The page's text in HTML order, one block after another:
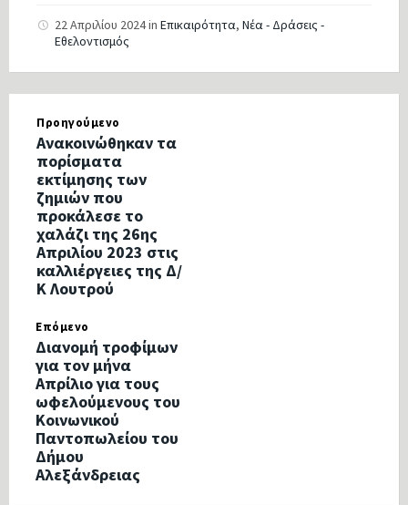
22 Απριλίου 2024in Επικαιρότητα, Νέα - Δράσεις -
Εθελοντισμός
Προηγούμενο
Ανακοινώθηκαν τα
πορίσματα
εκτίμησης των
ζημιών που
προκάλεσε το
χαλάζι της 26ης
Απριλίου 2023 στις
καλλιέργειες της Δ/
Κ Λουτρού
Επόμενο
Διανομή τροφίμων
για τον μήνα
Απρίλιο για τους
ωφελούμενους του
Κοινωνικού
Παντοπωλείου του
Δήμου
Αλεξάνδρειας